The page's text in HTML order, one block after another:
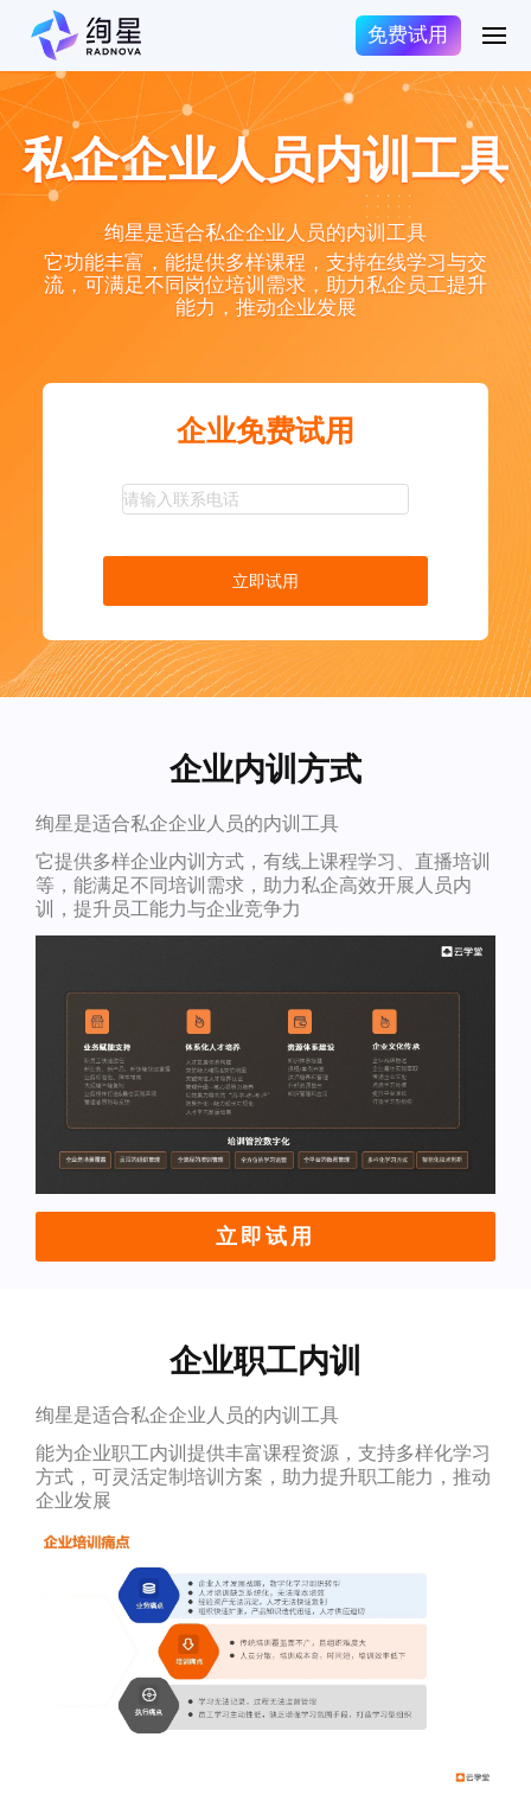
免费试用
私企企业人员内训工具
绚星是适合私企企业人员的内训工具
它功能丰富，能提供多样课程，支持在线学习与交
流，可满足不同岗位培训需求，助力私企员工提升
能力，推动企业发展
企业免费试用
立即试用
企业内训方式
绚星是适合私企企业人员的内训工具
它提供多样企业内训方式，有线上课程学习、直播培训
等，能满足不同培训需求，助力私企高效开展人员内
训，提升员工能力与企业竞争力
立即试用
企业职工内训
绚星是适合私企企业人员的内训工具
能为企业职工内训提供丰富课程资源，支持多样化学习
方式，可灵活定制培训方案，助力提升职工能力，推动
企业发展